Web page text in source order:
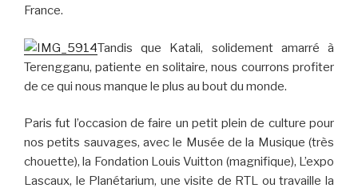
France.
Tandis que Katali, solidement amarré à
Terengganu, patiente en solitaire, nous courrons profiter
de ce qui nous manque le plus au bout du monde.
Paris fut l’occasion de faire un petit plein de culture pour
nos petits sauvages, avec le Musée de la Musique (très
chouette), la Fondation Louis Vuitton (magnifique), L’expo
Lascaux, le Planétarium, une visite de RTL ou travaille la